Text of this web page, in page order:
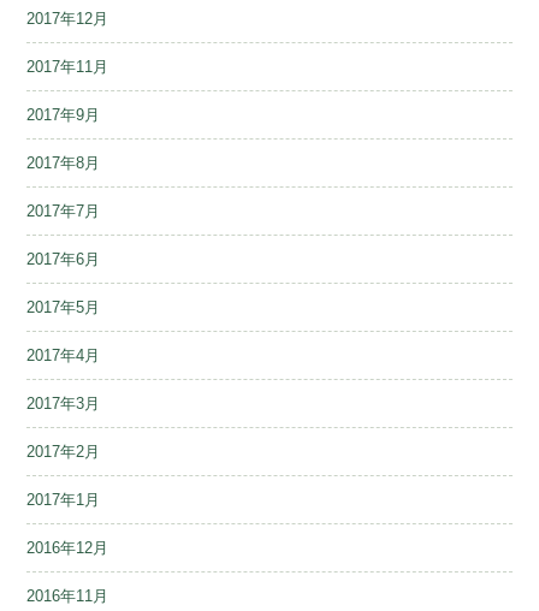
2017年12月
2017年11月
2017年9月
2017年8月
2017年7月
2017年6月
2017年5月
2017年4月
2017年3月
2017年2月
2017年1月
2016年12月
2016年11月